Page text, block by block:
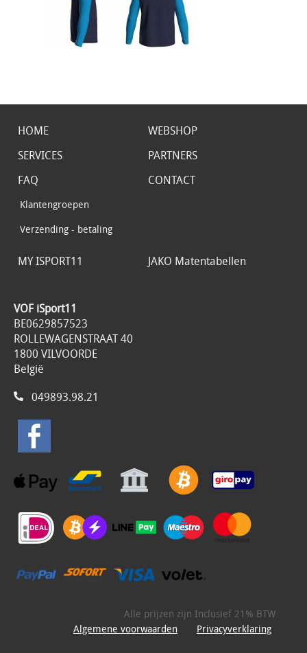
HOME
WEBSHOP
SERVICES
PARTNERS
FAQ
Klantengroepen
Verzending - betaling
CONTACT
MY ISPORT11 JAKO Matentabellen
VOF iSport11
BE0629857523
ROLLEWAGENSTRAAT 40
1800 VILVOORDE
België
049893.98.21
Alle prijzen zijn Inclusief 21% BTW
Algemene voorwaarden
Privacyverklaring